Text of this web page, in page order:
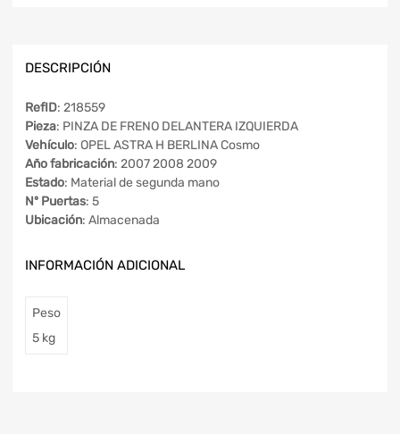
DESCRIPCIÓN
RefID: 218559
Pieza: PINZA DE FRENO DELANTERA IZQUIERDA
Vehículo: OPEL ASTRA H BERLINA Cosmo
Año fabricación: 2007 2008 2009
Estado: Material de segunda mano
Nº Puertas: 5
Ubicación: Almacenada
INFORMACIÓN ADICIONAL
Peso
5 kg